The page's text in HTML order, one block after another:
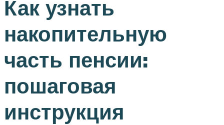
Как узнать
накопительную
часть пенсии:
пошаговая
инструкция